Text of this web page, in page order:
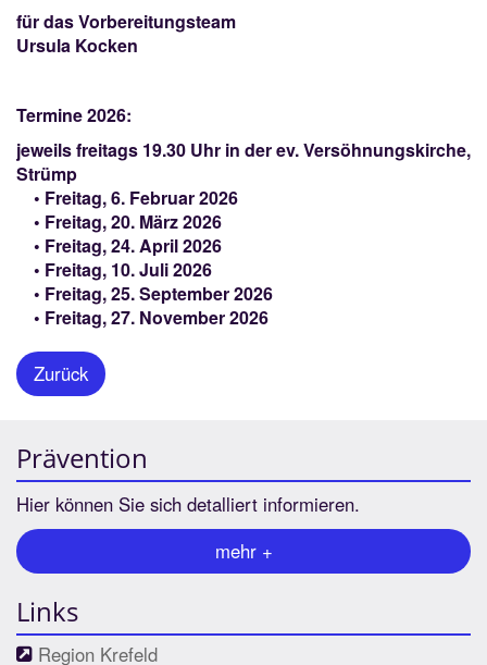
für das Vorbereitungsteam
Ursula Kocken
Termine 2026:
jeweils freitags 19.30 Uhr in der ev. Versöhnungskirche,
Strümp
• Freitag, 6. Februar 2026
• Freitag, 20. März 2026
• Freitag, 24. April 2026
• Freitag, 10. Juli 2026
• Freitag, 25. September 2026
• Freitag, 27. November 2026
Zurück
Prävention
Hier können Sie sich detalliert informieren.
mehr +
Links
Region Krefeld